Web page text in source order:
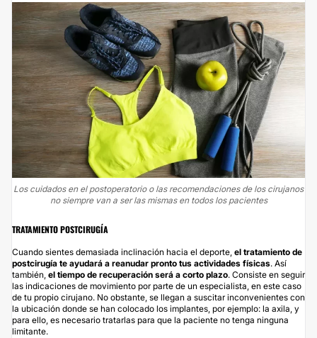
Los cuidados en el postoperatorio o las recomendaciones de los cirujanos
no siempre van a ser las mismas en todos los pacientes
TRATAMIENTO POSTCIRUGÍA
Cuando sientes demasiada inclinación hacia el deporte, el tratamiento de
postcirugía te ayudará a reanudar pronto tus actividades físicas. Así
también, el tiempo de recuperación será a corto plazo. Consiste en seguir
las indicaciones de movimiento por parte de un especialista, en este caso
de tu propio cirujano. No obstante, se llegan a suscitar inconvenientes con
la ubicación donde se han colocado los implantes, por ejemplo: la axila, y
para ello, es necesario tratarlas para que la paciente no tenga ninguna
limitante.